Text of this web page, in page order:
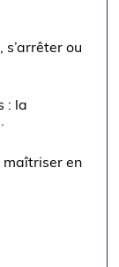
ou
: la
en